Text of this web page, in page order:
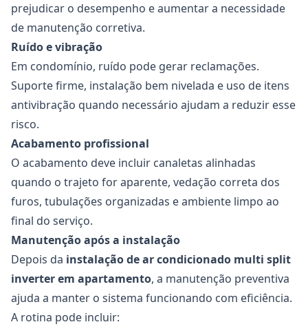
prejudicar o desempenho e aumentar a necessidade
de manutenção corretiva.
Ruído e vibração
Em condomínio, ruído pode gerar reclamações.
Suporte firme, instalação bem nivelada e uso de itens
antivibração quando necessário ajudam a reduzir esse
risco.
Acabamento profissional
O acabamento deve incluir canaletas alinhadas
quando o trajeto for aparente, vedação correta dos
furos, tubulações organizadas e ambiente limpo ao
final do serviço.
Manutenção após a instalação
Depois da instalação de ar condicionado multi split
inverter em apartamento, a manutenção preventiva
ajuda a manter o sistema funcionando com eficiência.
A rotina pode incluir: